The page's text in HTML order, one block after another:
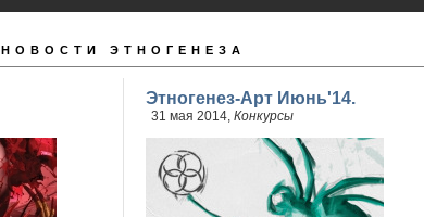
НОВОСТИ ЭТНОГЕНЕЗА
Этногенез-Арт Июнь'14.
31 мая 2014, Конкурсы